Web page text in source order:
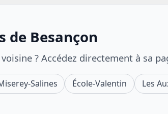
de Besançon
? Accédez directement à sa
Salines École-Valentin Les